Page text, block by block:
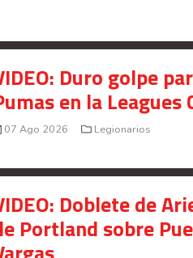
Duro golpe
en la Leagues
07 Ago 2026 Legionarios
Doblete de
Portland sobre